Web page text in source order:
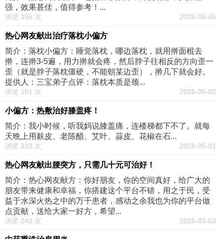
强，效果甚佳，值得参考！...
浏览 156 次 2026-05-05
热心网友献出治疗落枕小偏方
简介：落枕小偏方：睡觉落枕，哪边落枕，就用擀面棍去
擀，连擀3-5遍，用力擀就会疼，然后脖子往相反的方向歪一
歪（就是脖子落枕僵硬，不能朝某边歪），擀几下就会好。
提供人：三宝弟子点评：落枕本质是颈...
浏览 151 次 2026-05-02
小偏方：热敷治好膝盖疼！
简介：我小时候，听我妈说膝盖痛，连楼梯都下不了。就每
天晩上用麸皮、老陈醋、艾叶、蒜皮、花椒在石...
浏览 219 次 2026-05-01
热心网友献出腰突方，只需几十元可治好！
简介：热心网友献方：你好朋友，你的空间真好，给广大的
朋友带来健康和幸福，你搭建这个平台不错，用之于民，受
益于水深火热之中的万千患者，感动之余我也为你的平台做
点贡献，送给大家一好方，希望...
浏览 249 次 2026-03-03